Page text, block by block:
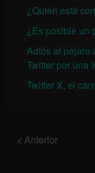
¿Quién está
¿Es posible un
Adiós al pájaro
Twitter por una
Twitter X, el
Anterior